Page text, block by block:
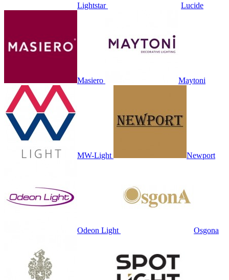
Lightstar Lucide
Masiero Maytoni
MW-Light Newport
Odeon Light Osgona